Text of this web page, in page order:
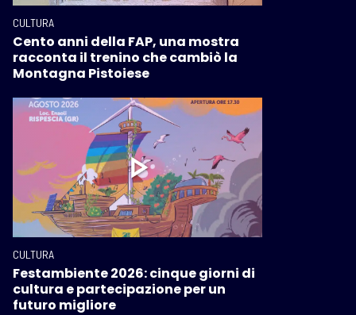
CULTURA
Cento anni della FAP, una mostra
racconta il trenino che cambiò la
Montagna Pistoiese
CULTURA
Festambiente 2026: cinque giorni di
cultura e partecipazione per un
futuro migliore